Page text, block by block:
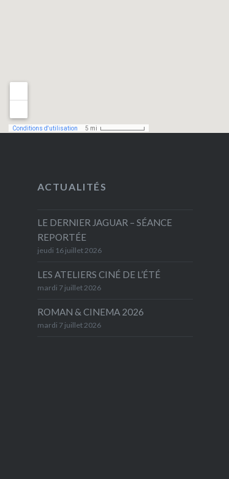
ACTUALITÉS
LE DERNIER JAGUAR – SÉANCE
REPORTÉE
jeudi 16 juillet 2026
LES ATELIERS CINÉ DE L’ÉTÉ
mardi 7 juillet 2026
ROMAN & CINEMA 2026
mardi 7 juillet 2026